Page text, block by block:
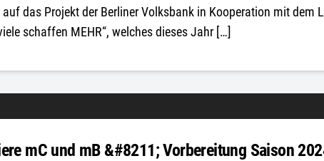
das Projekt der Berliner Volksbank in Kooperation mit dem
schaffen MEHR“, welches dieses Jahr […]
mC und mB &#8211; Vorbereitung Saison